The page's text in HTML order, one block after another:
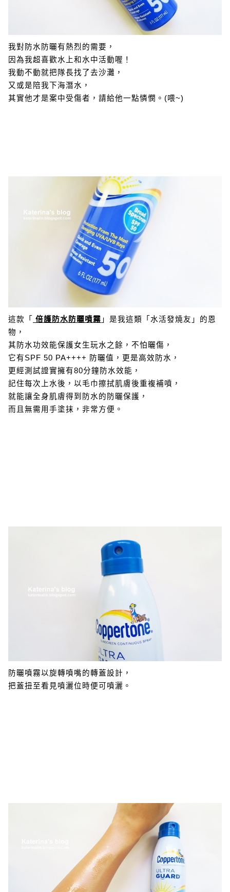
我對防水防曬有熱烈的需要，
因為我超喜歡水上和水中活動喔！
我動不動就把隊長找了去沙灘，
又或是陪我下海潛水，
其實他才是案中受傷者，請給他一點憐憫。(喂~)
這款「 倍護防水防曬噴霧 」是我這類「水活發燒友」的恩
物，
其防水功效能保護女生玩水之餘，不怕曬傷，
它有SPF 50 PA++++ 防曬值，更是高效防水，
更經測試證實擁有80分鐘防水效能，
記住每次上水後，以毛巾擦拭肌膚後重複補噴，
就能讓全身肌膚得到防水的防曬保護，
而且無需用手塗抹，非常方便。
防曬噴霧以旋轉噴嘴的轉蓋設計，
把蓋扭至看見噴灑位時便可噴灑。